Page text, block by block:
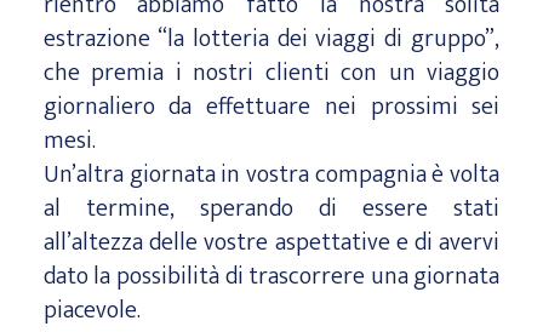
estrazione “la lotteria dei viaggi di gruppo”,
che premia i nostri clienti con un viaggio
giornaliero da effettuare nei prossimi sei
mesi.
Un’altra giornata in vostra compagnia è volta
al termine, sperando di essere stati
all’altezza delle vostre aspettative e di avervi
dato la possibilità di trascorrere una giornata
piacevole.